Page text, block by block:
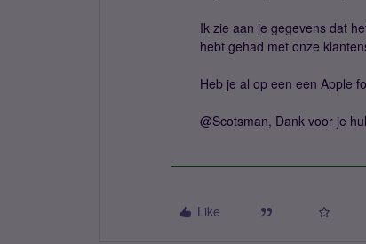
Ik zie aan je gegevens dat
hebt gehad met onze
Heb je al op een een Apple
@Scotsman, Dank voor je
Like